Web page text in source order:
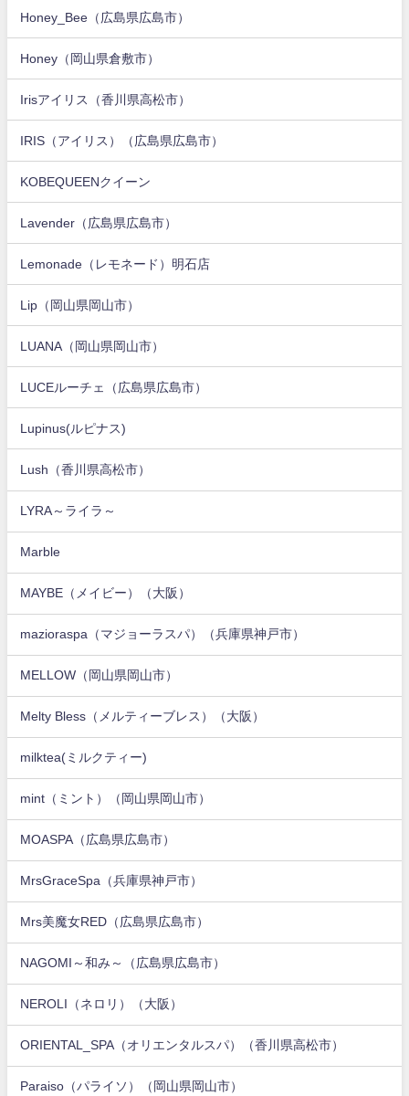
Honey_Bee（広島県広島市）
Honey（岡山県倉敷市）
Irisアイリス（香川県高松市）
IRIS（アイリス）（広島県広島市）
KOBEQUEENクイーン
Lavender（広島県広島市）
Lemonade（レモネード）明石店
Lip（岡山県岡山市）
LUANA（岡山県岡山市）
LUCEルーチェ（広島県広島市）
Lupinus(ルピナス)
Lush（香川県高松市）
LYRA～ライラ～
Marble
MAYBE（メイビー）（大阪）
mazioraspa（マジョーラスパ）（兵庫県神戸市）
MELLOW（岡山県岡山市）
Melty Bless（メルティーブレス）（大阪）
milktea(ミルクティー)
mint（ミント）（岡山県岡山市）
MOASPA（広島県広島市）
MrsGraceSpa（兵庫県神戸市）
Mrs美魔女RED（広島県広島市）
NAGOMI～和み～（広島県広島市）
NEROLI（ネロリ）（大阪）
ORIENTAL_SPA（オリエンタルスパ）（香川県高松市）
Paraiso（パライソ）（岡山県岡山市）